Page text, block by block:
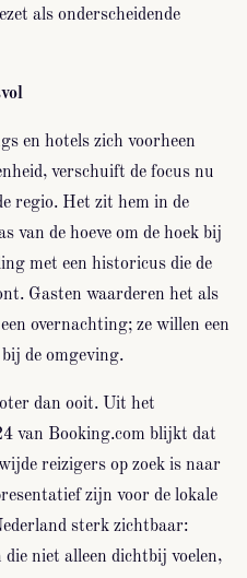
als onderscheidende
en hotels zich voorheen
verschuift de focus nu
regio. Het zit hem in de
van de hoeve om de hoek bij
met een historicus die de
Gasten waarderen het als
overnachting; ze willen een
de omgeving.
dan ooit. Uit het
van Booking.com blijkt dat
reizigers op zoek is naar
zijn voor de lokale
sterk zichtbaar:
die niet alleen dichtbij voelen,